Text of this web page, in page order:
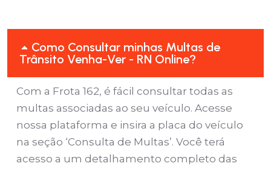
Como Consultar minhas Multas de
Trânsito Venha-Ver - RN Online?
Com a Frota 162, é fácil consultar todas as
multas associadas ao seu veículo. Acesse
nossa plataforma e insira a placa do veículo
na seção ‘Consulta de Multas’. Você terá
acesso a um detalhamento completo das